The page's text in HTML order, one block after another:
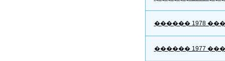
������ 1978
������ 1977